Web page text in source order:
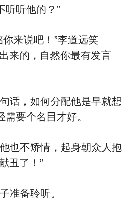
听听他的？”
说吧！”李道远笑
来的，自然你最有发言
，如何分配他是早就想
要个名目才好。
不矫情，起身朝众人抱
丑了！”
备聆听。